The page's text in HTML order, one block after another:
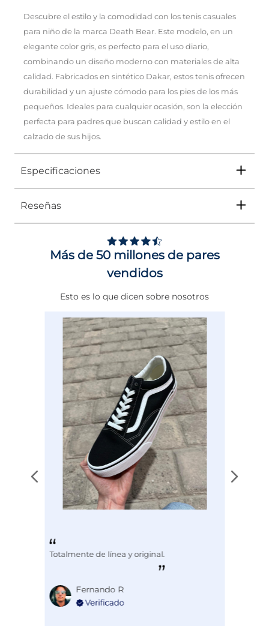
Descubre el estilo y la comodidad con los tenis casuales
para niño de la marca Death Bear. Este modelo, en un
elegante color gris, es perfecto para el uso diario,
combinando un diseño moderno con materiales de alta
calidad. Fabricados en sintético Dakar, estos tenis ofrecen
durabilidad y un ajuste cómodo para los pies de los más
pequeños. Ideales para cualquier ocasión, son la elección
perfecta para padres que buscan calidad y estilo en el
calzado de sus hijos.
Especificaciones
Tipo
Género Mujer
DE 0 A 4 cms
NORMAL
GRIS
Reseñas
Más de 50 millones de pares
vendidos
Esto es lo que dicen sobre nosotros
Totalmente de línea y original.
Fernando R